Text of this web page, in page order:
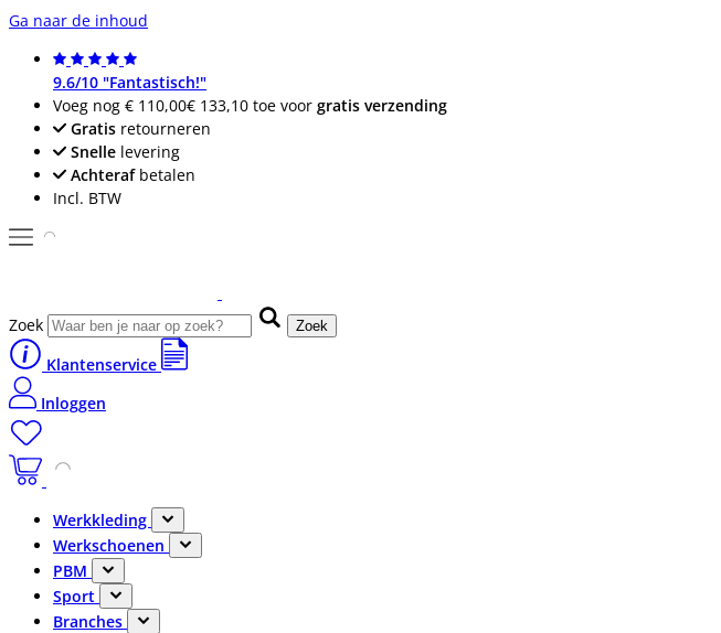
Ga naar de inhoud
9.6/10 "Fantastisch!"
Voeg nog € 110,00€ 133,10 toe voor gratis verzending
Gratis retourneren
Snelle levering
Achterafbetalen
Incl. BTW
Zoek Zoek
Klantenservice
Inloggen
Werkkleding
Werkschoenen
PBM
Sport
Branches